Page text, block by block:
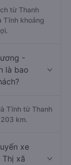
từ Thanh
Tĩnh khoảng
-
là bao
Tĩnh từ Thanh
km.
xe
xã